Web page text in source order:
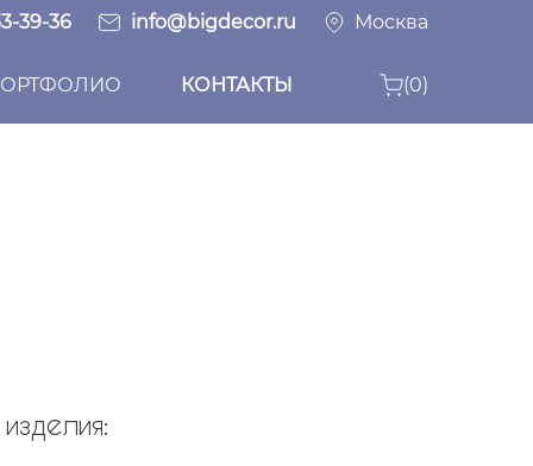
39-36 info@bigdecor.ru Москва
КОНТАКТЫ (0)